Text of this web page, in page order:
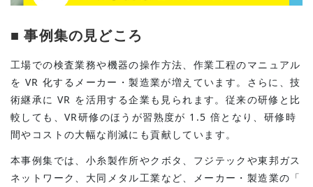
■ 事例集の見どころ
工場での検査業務や機器の操作方法、作業工程のマニュアル
を VR 化するメーカー・製造業が増えています。さらに、技
術継承に VR を活用する企業も見られます。従来の研修と比
較しても、VR研修のほうが習熟度が 1.5 倍となり、研修時
間やコストの大幅な削減にも貢献しています。
本事例集では、小糸製作所やクボタ、フジテックや東邦ガス
ネットワーク、大同メタル工業など、メーカー・製造業の「